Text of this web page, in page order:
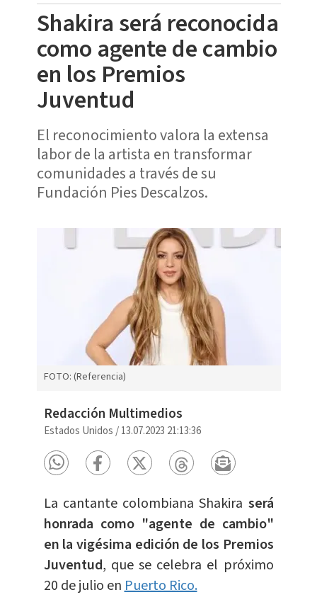
Shakira será reconocida
como agente de cambio
en los Premios
Juventud
El reconocimiento valora la extensa
labor de la artista en transformar
comunidades a través de su
Fundación Pies Descalzos.
FOTO: (Referencia)
Redacción Multimedios
Estados Unidos /13.07.2023 21:13:36
La cantante colombiana Shakira será
honrada como "agente de cambio"
en la vigésima edición de los Premios
Juventud, que se celebra el próximo
20 de julio enPuerto Rico.